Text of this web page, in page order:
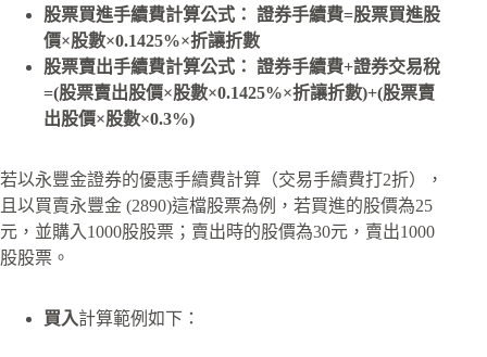
股票買進手續費計算公式： 證券手續費=股票買進股
價×股數×0.1425%×折讓折數
股票賣出手續費計算公式： 證券手續費+證券交易稅
=(股票賣出股價×股數×0.1425%×折讓折數)+(股票賣
出股價×股數×0.3%)
若以永豐金證券的優惠手續費計算（交易手續費打2折），
且以買賣永豐金 (2890)這檔股票為例，若買進的股價為25
元，並購入1000股股票；賣出時的股價為30元，賣出1000
股股票。
買入計算範例如下：